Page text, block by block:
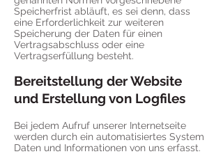
Speicherfrist abläuft, es sei denn, dass
eine Erforderlichkeit zur weiteren
Speicherung der Daten für einen
Vertragsabschluss oder eine
Vertragserfüllung besteht.
Bereitstellung der Website
und Erstellung von Logfiles
Bei jedem Aufruf unserer Internetseite
werden durch ein automatisiertes System
Daten und Informationen von uns erfasst.